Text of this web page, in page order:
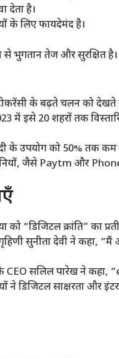
देता है।
के लिए फायदेमंद है।
भुगतान तेज और सुरक्षित
के बढ़ते चलन को
में इसे 20 शहरों तक
के उपयोग को 50% तक
जैसे Paytm और
को “डिजिटल क्रांति” का
सुनीता देवी ने कहा, “मैं
सलिल पारेख ने कहा,
ने डिजिटल साक्षरता और